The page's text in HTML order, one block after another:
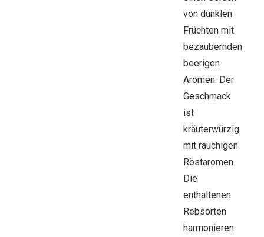
von dunklen
Früchten mit
bezaubernden
beerigen
Aromen. Der
Geschmack
ist
kräuterwürzig
mit rauchigen
Röstaromen.
Die
enthaltenen
Rebsorten
harmonieren